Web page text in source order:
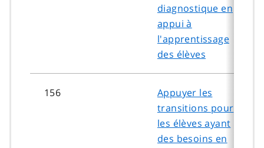
diagnostique en
appui à
l'apprentissage
des élèves
156
Appuyer les
transitions pour
les élèves ayant
des besoins en